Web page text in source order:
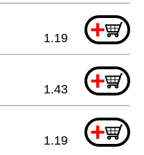
+
1.19
+
1.43
+
1.19